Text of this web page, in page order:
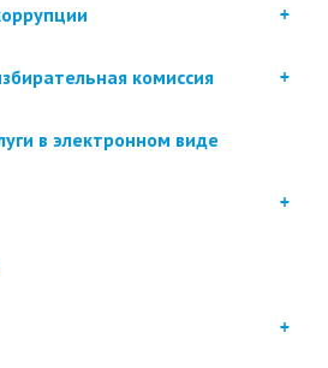
комиссия
в электронном виде